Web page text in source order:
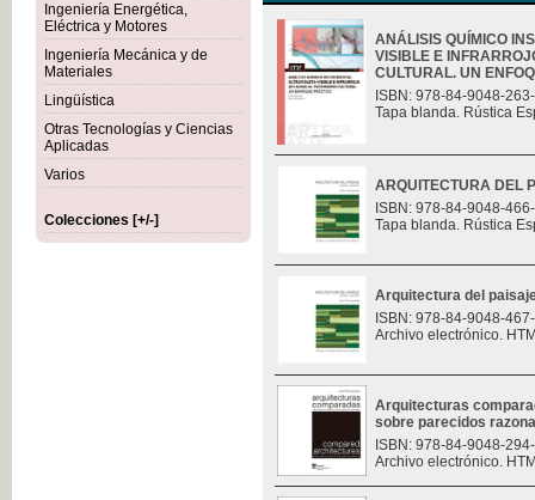
Ingeniería Energética,
Eléctrica y Motores
Ingeniería Mecánica y de
Materiales
Lingüística
Otras Tecnologías y Ciencias
Aplicadas
Varios
Colecciones [+/-]
ANÁLISIS QUÍMICO
VISIBLE E
CULTURAL. UN
ISBN: 978-84-9048-
Tapa blanda. Rústica
ARQUITECTURA DEL
ISBN: 978-84-9048-
Tapa blanda. Rústica
Arquitectura del
ISBN: 978-84-9048-
Archivo electrónico.
Arquitecturas
sobre parecidos
ISBN: 978-84-9048-
Archivo electrónico.